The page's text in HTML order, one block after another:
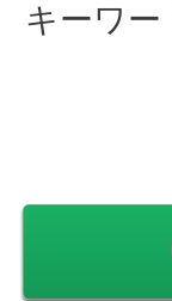
キーワー